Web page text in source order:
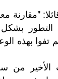
التطور
تفوا بهذه
الأخير من